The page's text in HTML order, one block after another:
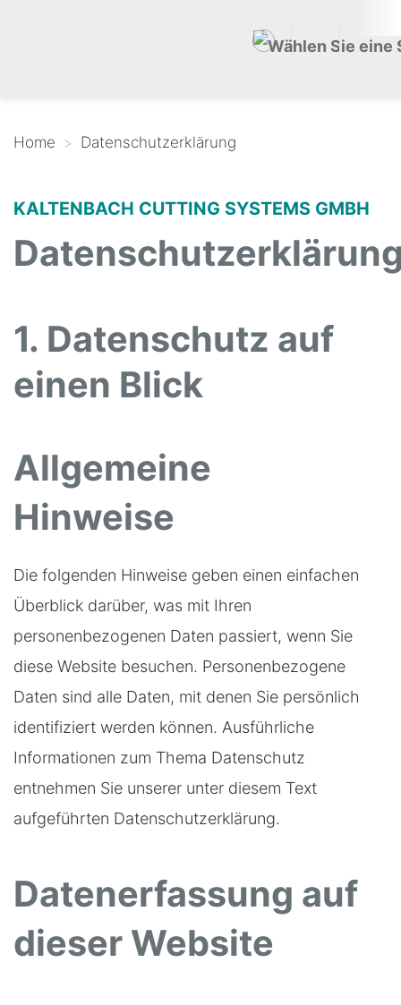
Home Datenschutzerklärung
KALTENBACH CUTTING SYSTEMS GMBH
1. Datenschutz auf
einen Blick
Allgemeine
Hinweise
Die folgenden Hinweise geben einen einfachen
Überblick darüber, was mit Ihren
personenbezogenen Daten passiert, wenn Sie
diese Website besuchen. Personenbezogene
Daten sind alle Daten, mit denen Sie persönlich
identifiziert werden können. Ausführliche
Informationen zum Thema Datenschutz
entnehmen Sie unserer unter diesem Text
aufgeführten Datenschutzerklärung.
Datenerfassung auf
dieser Website